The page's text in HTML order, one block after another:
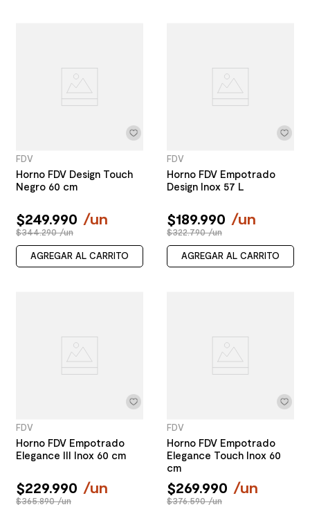
FDV
Horno FDV Design Touch
Negro 60 cm
$249.990 /un
$344.290 /un
AGREGAR AL CARRITO
FDV
Horno FDV Empotrado
Design Inox 57 L
$189.990 /un
$322.790 /un
AGREGAR AL CARRITO
FDV
Horno FDV Empotrado
Elegance III Inox 60 cm
$229.990 /un
$365.890 /un
FDV
Horno FDV Empotrado
Elegance Touch Inox 60
cm
$269.990 /un
$376.590 /un